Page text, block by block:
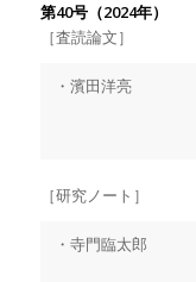
第40号（2024年）
［査読論文］
・濱田洋亮
［研究ノート］
・寺門臨太郎